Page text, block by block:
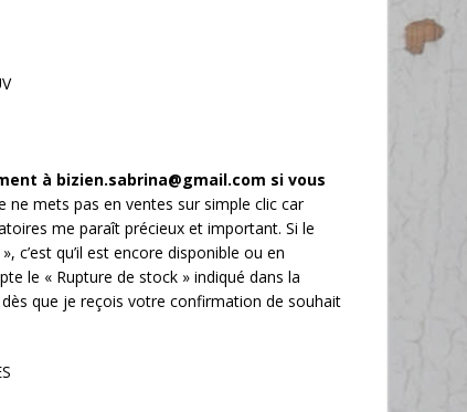
à bizien.sabrina@gmail.com si vous
ne mets pas en ventes sur simple clic car
me paraît précieux et important. Si le
c’est qu’il est encore disponible ou en
le « Rupture de stock » indiqué dans la
que je reçois votre confirmation de souhait